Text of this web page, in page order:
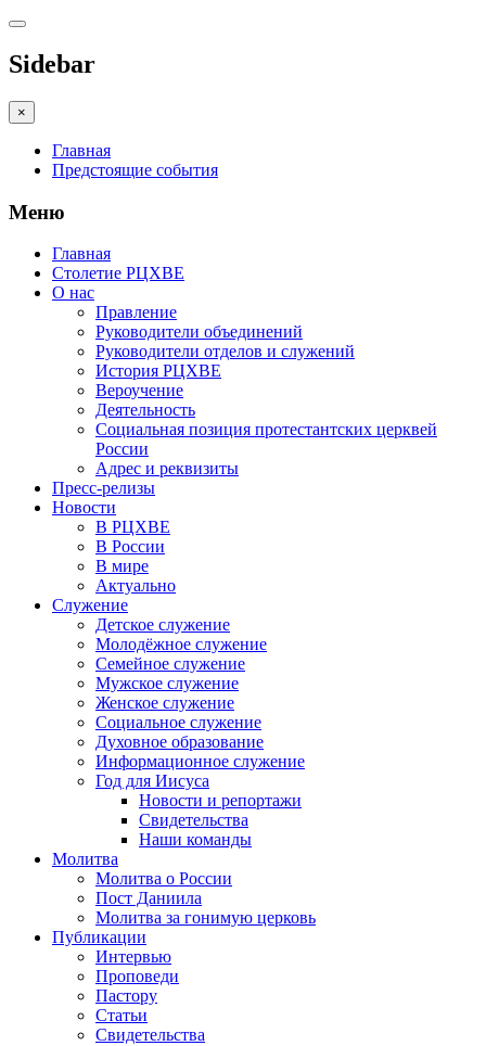
Sidebar
×
Главная
Предстоящие события
Меню
Главная
Столетие РЦХВЕ
О нас
Правление
Руководители объединений
Руководители отделов и служений
История РЦХВЕ
Вероучение
Деятельность
Социальная позиция протестантских церквей
России
Адрес и реквизиты
Пресс-релизы
Новости
В РЦХВЕ
В России
В мире
Актуально
Служение
Детское служение
Молодёжное служение
Семейное служение
Мужское служение
Женское служение
Социальное служение
Духовное образование
Информационное служение
Год для Иисуса
Новости и репортажи
Свидетельства
Наши команды
Молитва
Молитва о России
Пост Даниила
Молитва за гонимую церковь
Публикации
Интервью
Проповеди
Пастору
Статьи
Свидетельства